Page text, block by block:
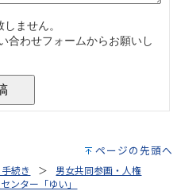
ページの先頭へ
続き
男女共同参画・人権
ンター「ゆい」